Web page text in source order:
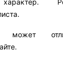
может